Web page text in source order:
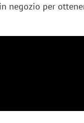
negozio per